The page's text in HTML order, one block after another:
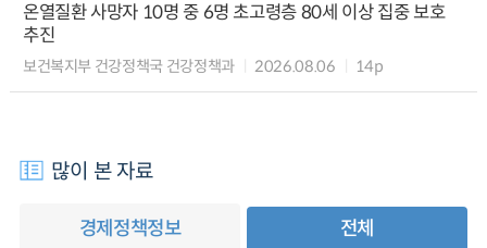
온열질환 사망자 10명 중 6명 초고령층 80세 이상 집중 보호
추진
보건복지부 건강정책국 건강정책과 2026.08.06 14p
많이 본 자료
경제정책정보 전체